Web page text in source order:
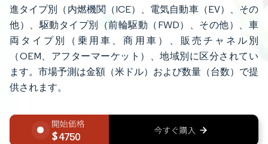
進タイプ別（内燃機関（ICE）、電気自動車（EV）、その
他）、駆動タイプ別（前輪駆動（FWD）、その他）、車
両タイプ別（乗用車、商用車）、販売チャネル別
（OEM、アフターマーケット）、地域別に区分されてい
ます。市場予測は金額（米ドル）および数量（台数）で提
供されます。
4750